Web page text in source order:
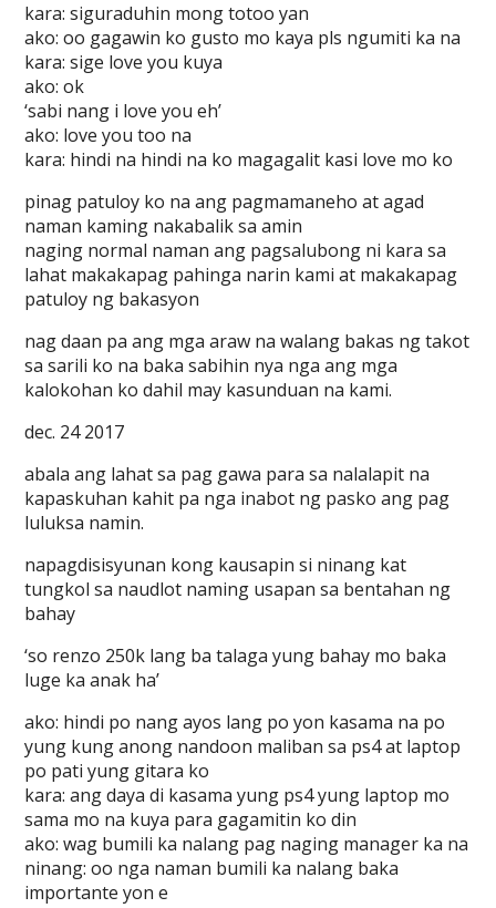
kara: siguraduhin mong totoo yan
ako: oo gagawin ko gusto mo kaya pls ngumiti ka na
kara: sige love you kuya
ako: ok
‘sabi nang i love you eh’
ako: love you too na
kara: hindi na hindi na ko magagalit kasi love mo ko
pinag patuloy ko na ang pagmamaneho at agad
naman kaming nakabalik sa amin
naging normal naman ang pagsalubong ni kara sa
lahat makakapag pahinga narin kami at makakapag
patuloy ng bakasyon
nag daan pa ang mga araw na walang bakas ng takot
sa sarili ko na baka sabihin nya nga ang mga
kalokohan ko dahil may kasunduan na kami.
dec. 24 2017
abala ang lahat sa pag gawa para sa nalalapit na
kapaskuhan kahit pa nga inabot ng pasko ang pag
luluksa namin.
napagdisisyunan kong kausapin si ninang kat
tungkol sa naudlot naming usapan sa bentahan ng
bahay
‘so renzo 250k lang ba talaga yung bahay mo baka
luge ka anak ha’
ako: hindi po nang ayos lang po yon kasama na po
yung kung anong nandoon maliban sa ps4 at laptop
po pati yung gitara ko
kara: ang daya di kasama yung ps4 yung laptop mo
sama mo na kuya para gagamitin ko din
ako: wag bumili ka nalang pag naging manager ka na
ninang: oo nga naman bumili ka nalang baka
importante yon e